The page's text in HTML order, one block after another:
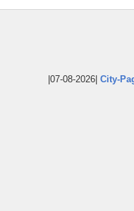
|07-08-2026| City-